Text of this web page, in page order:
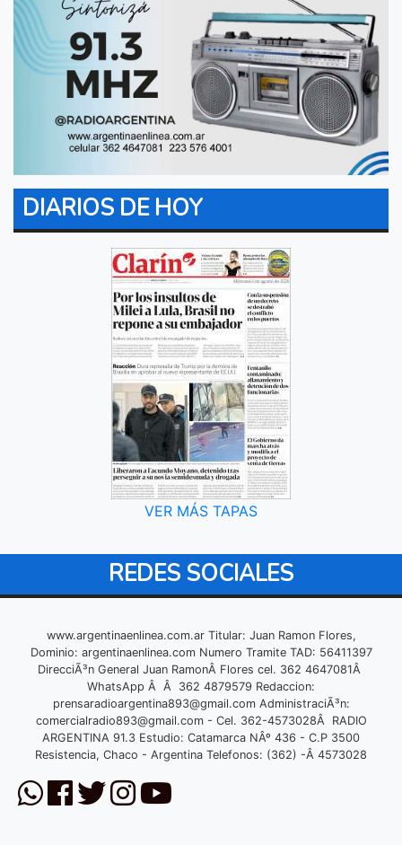
DIARIOS DE HOY
VER MÁS TAPAS
REDES SOCIALES
www.argentinaenlinea.com.ar Titular: Juan Ramon Flores,
Dominio: argentinaenlinea.com Numero Tramite TAD: 56411397
DirecciÃ³n General Juan RamonÂ Flores cel. 362 4647081Â
WhatsApp Â Â 362 4879579 Redaccion:
prensaradioargentina893@gmail.comAdministraciÃ³n:
comercialradio893@gmail.com- Cel. 362-4573028Â RADIO
ARGENTINA 91.3 Estudio: Catamarca NÂº 436 - C.P 3500
Resistencia, Chaco - Argentina Telefonos: (362) -Â 4573028